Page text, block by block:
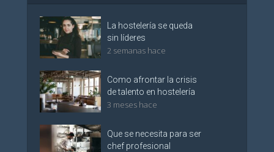
La hostelería se queda
sin líderes
2 semanas hace
Como afrontar la crisis
de talento en hostelería
3 meses hace
Que se necesita para ser
chef profesional